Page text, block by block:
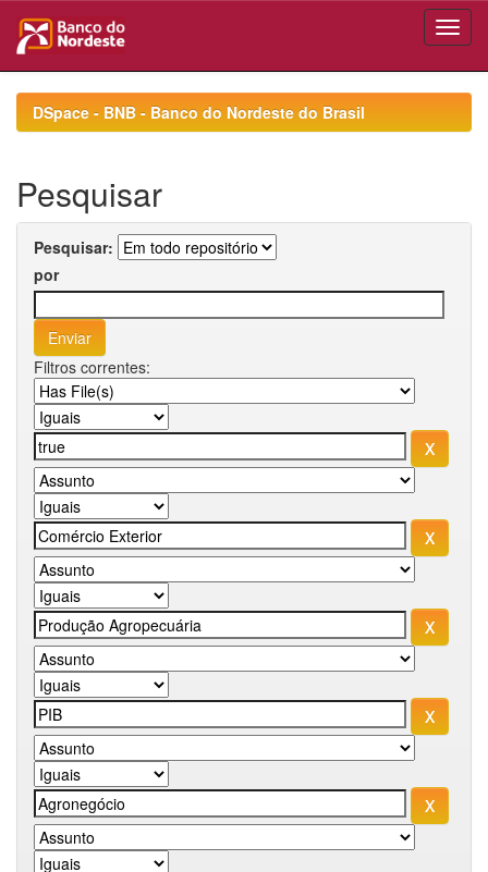
navigationDSpace - BNB - Banco do Nordeste do Brasil
Pesquisar
Pesquisar:
por
Filtros correntes: